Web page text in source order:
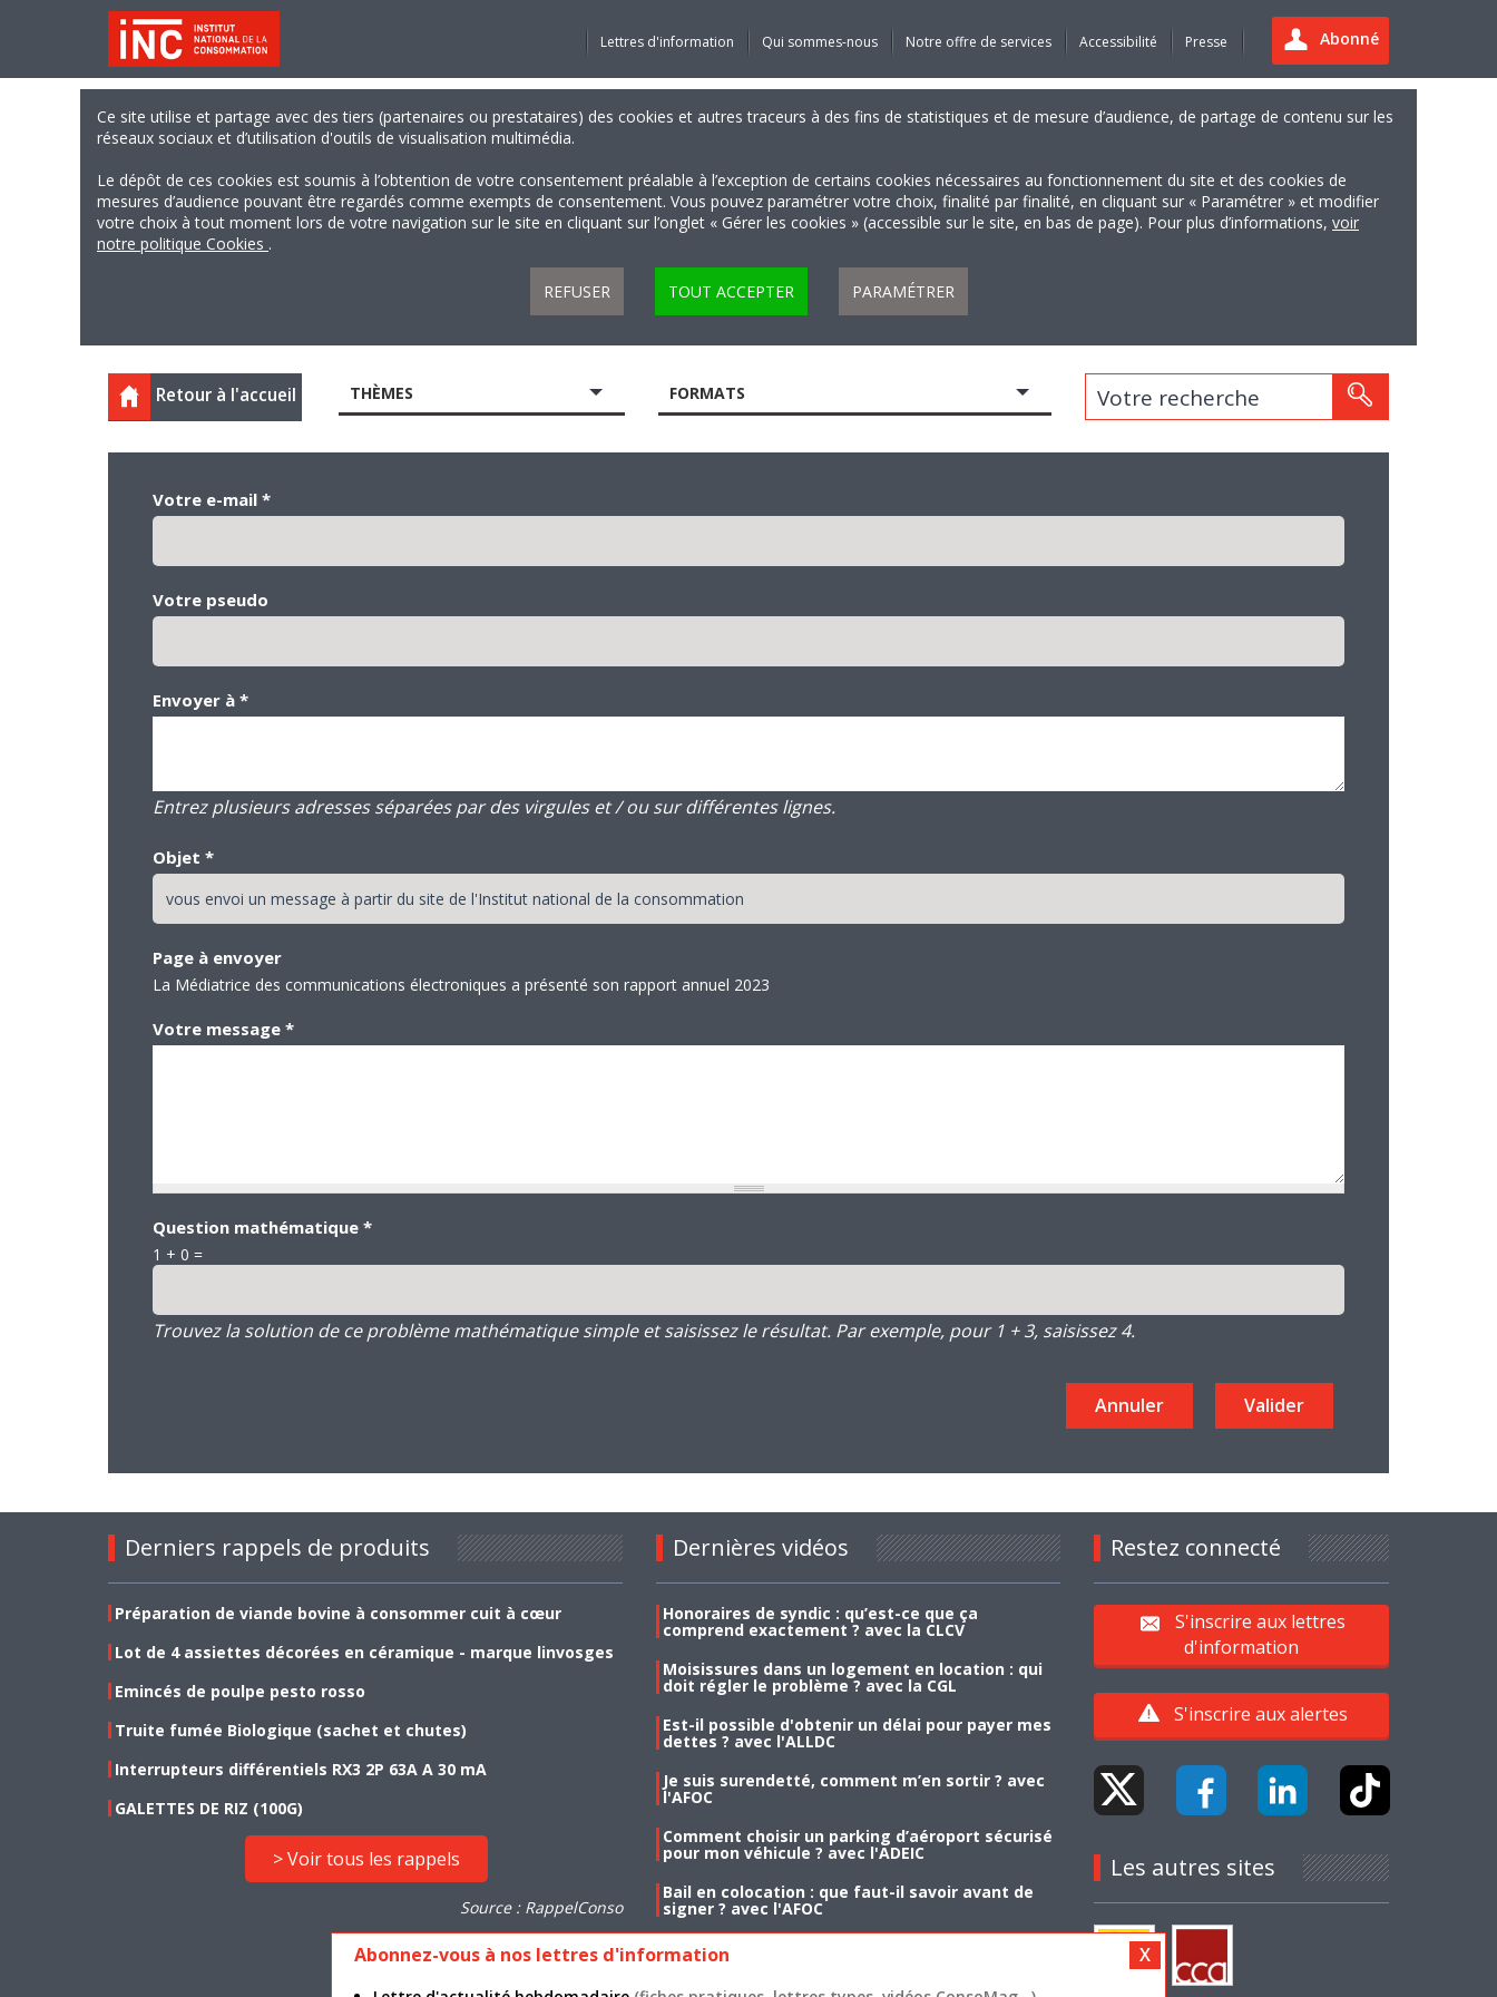
Abonné
Lettres d'information Qui sommes-nous Notre offre de services Accessibilité Presse
Ce site utilise et partage avec des tiers (partenaires ou prestataires) des cookies et autres traceurs à des fins de statistiques et de mesure d’audience, de partage de contenu sur les
réseaux sociaux et d’utilisation d'outils de visualisation multimédia.
Le dépôt de ces cookies est soumis à l’obtention de votre consentement préalable à l’exception de certains cookies nécessaires au fonctionnement du site et des cookies de
mesures d’audience pouvant être regardés comme exempts de consentement. Vous pouvez paramétrer votre choix, finalité par finalité, en cliquant sur « Paramétrer » et modifier
votre choix à tout moment lors de votre navigation sur le site en cliquant sur l’onglet « Gérer les cookies » (accessible sur le site, en bas de page). Pour plus d’informations, voir
notre politique Cookies .
REFUSER TOUT ACCEPTER PARAMÉTRER
Retour à l'accueil THÈMES FORMATS Votre recherche
Votre e-mail *
Votre pseudo
Envoyer à *
Entrez plusieurs adresses séparées par des virgules et / ou sur différentes lignes.
Objet *
Page à envoyer
La Médiatrice des communications électroniques a présenté son rapport annuel 2023
Votre message *
Question mathématique *
1 + 0 =
Trouvez la solution de ce problème mathématique simple et saisissez le résultat. Par exemple, pour 1 + 3, saisissez 4.
Derniers rappels de produits
Préparation de viande bovine à consommer cuit à cœur
Lot de 4 assiettes décorées en céramique - marque linvosges
Emincés de poulpe pesto rosso
Truite fumée Biologique (sachet et chutes)
Interrupteurs différentiels RX3 2P 63A A 30 mA
GALETTES DE RIZ (100G)
> Voir tous les rappels
Source : RappelConso
Dernières vidéos
Honoraires de syndic : qu’est-ce que ça
comprend exactement ? avec la CLCV
Moisissures dans un logement en location : qui
doit régler le problème ? avec la CGL
Est-il possible d'obtenir un délai pour payer mes
dettes ? avec l'ALLDC
Je suis surendetté, comment m’en sortir ? avec
l'AFOC
Comment choisir un parking d’aéroport sécurisé
pour mon véhicule ? avec l'ADEIC
Bail en colocation : que faut-il savoir avant de
signer ? avec l'AFOC
Restez connecté
S'inscrire aux lettres
d'information
S'inscrire aux alertes
Les autres sites
Abonnez-vous à nos lettres d'information